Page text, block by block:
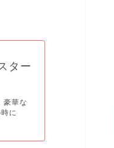
ター
豪華な
に